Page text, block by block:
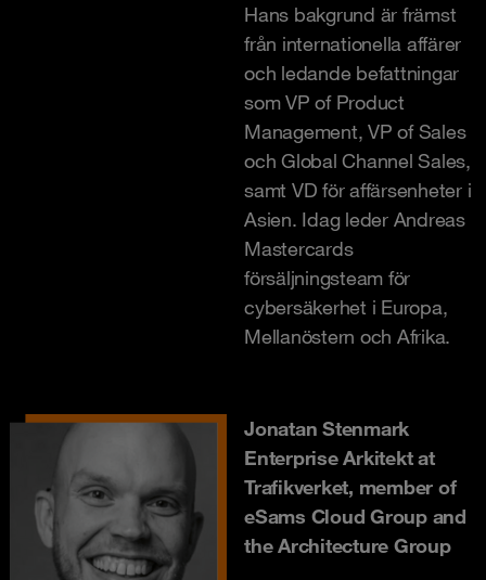
Hans bakgrund är främst
från internationella affärer
och ledande befattningar
som VP of Product
Management, VP of Sales
och Global Channel Sales,
samt VD för affärsenheter i
Asien. Idag leder Andreas
Mastercards
försäljningsteam för
cybersäkerhet i Europa,
Mellanöstern och Afrika.
Jonatan Stenmark
Enterprise Arkitekt at
Trafikverket, member of
eSams Cloud Group and
the Architecture Group